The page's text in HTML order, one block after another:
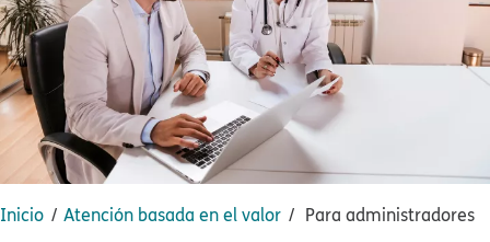
Inicio​​ Atención basada en el valor​​ Para administradores​​